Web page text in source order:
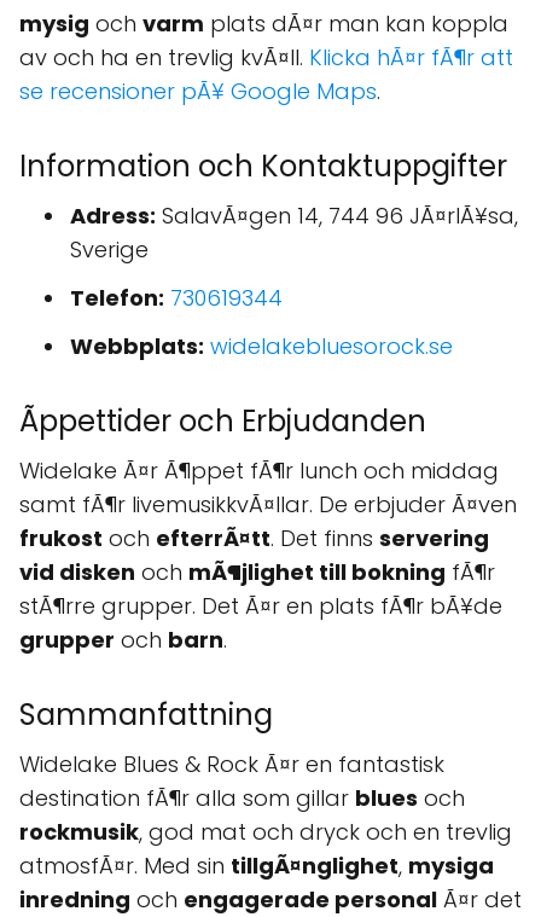
mysig och varm plats dÃ¤r man kan koppla
av och ha en trevlig kvÃ¤ll. Klicka hÃ¤r fÃ¶r att
se recensioner pÃ¥ Google Maps.
Information och Kontaktuppgifter
Adress: SalavÃ¤gen 14, 744 96 JÃ¤rlÃ¥sa,
Sverige
Telefon: 730619344
Webbplats: widelakebluesorock.se
Ãppettider och Erbjudanden
Widelake Ã¤r Ã¶ppet fÃ¶r lunch och middag
samt fÃ¶r livemusikkvÃ¤llar. De erbjuder Ã¤ven
frukost och efterrÃ¤tt. Det finns servering
vid disken och mÃ¶jlighet till bokning fÃ¶r
stÃ¶rre grupper. Det Ã¤r en plats fÃ¶r bÃ¥de
grupper och barn.
Sammanfattning
Widelake Blues & Rock Ã¤r en fantastisk
destination fÃ¶r alla som gillar blues och
rockmusik, god mat och dryck och en trevlig
atmosfÃ¤r. Med sin tillgÃ¤nglighet, mysiga
inredning och engagerade personal Ã¤r det